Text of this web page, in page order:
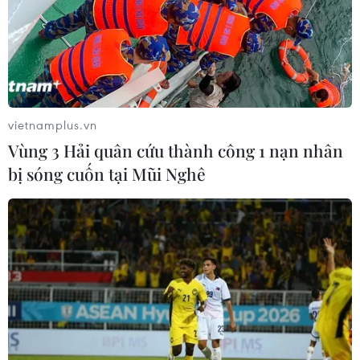
động; ngay lập tức, thông tin được chuyển đến
lực lượng thực địa để triển khai các phương án
chữa cháy nhanh nhất có thể."
Dù đã có mưa trái mùa, nhưng theo đánh giá
cháy mà ngược lại còn tiềm ẩn nhiều rủi ro nếu
người dân chủ quan. Ông Lê Thanh Dũng nhận
định: “Mưa đầu mùa đôi khi khiến một bộ phận
người dân lơ là cảnh giác khi vào rừng khai
thác mật ong. Ngoài ra, hiện tượng sấm sét xuất
hiện trong các cơn dông đầu mùa cũng là tác
nhân phát sinh cháy rừng. Đặc biệt, nước mưa
có thể rửa trôi lớp phèn trên lá tràm và thảm
thực bì, khiến lá cây khô ráo trở lại nhanh
chóng và nếu xảy ra cháy, lửa sẽ có khả năng
vietnamplus.vn
Vùng 3 Hải quân cứu thành công 1 nạn nhân
bị sóng cuốn tại Mũi Nghê